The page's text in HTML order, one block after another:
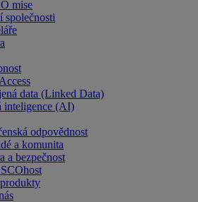
mise
společnosti
data (Linked Data)
inteligence (AI)
odpovědnost
a komunita
a bezpečnost